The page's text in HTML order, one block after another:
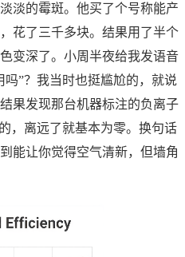
淡的霉斑。他买了个号称能产
花了三千多块。结果用了半个
变深了。小周半夜给我发语音
”？我当时也挺尴尬的，就说
果发现那台机器标注的负离子
，离远了就基本为零。换句话
能让你觉得空气清新，但墙角